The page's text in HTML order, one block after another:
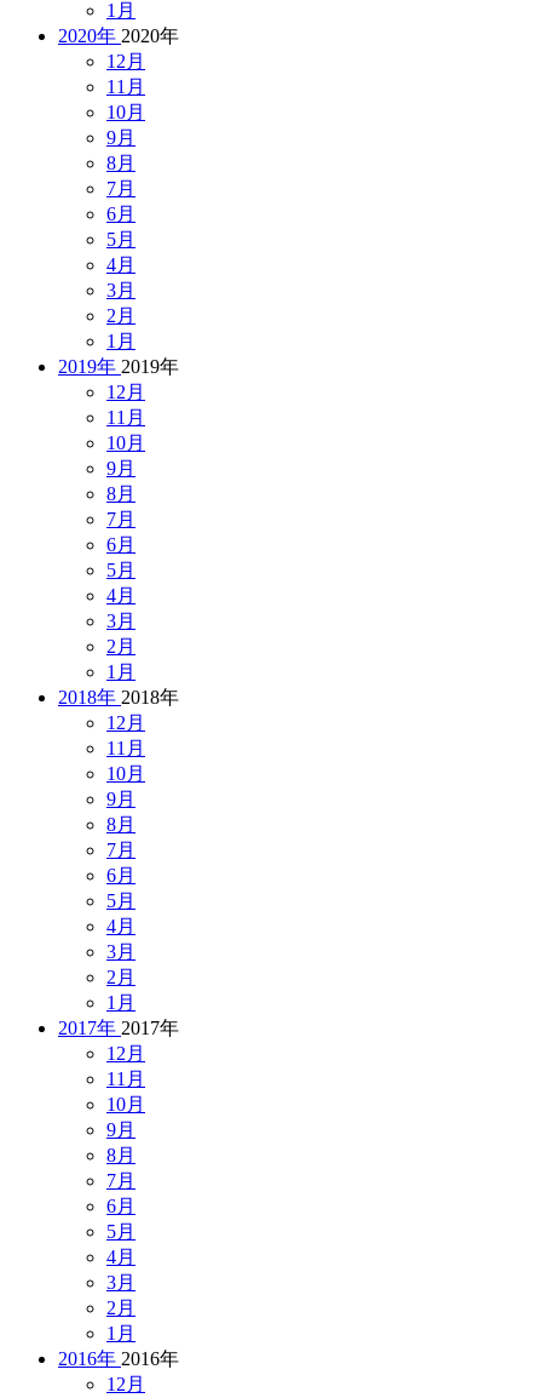
1月
2020年 2020年
12月
11月
10月
9月
8月
7月
6月
5月
4月
3月
2月
1月
2019年 2019年
12月
11月
10月
9月
8月
7月
6月
5月
4月
3月
2月
1月
2018年 2018年
12月
11月
10月
9月
8月
7月
6月
5月
4月
3月
2月
1月
2017年 2017年
12月
11月
10月
9月
8月
7月
6月
5月
4月
3月
2月
1月
2016年 2016年
12月